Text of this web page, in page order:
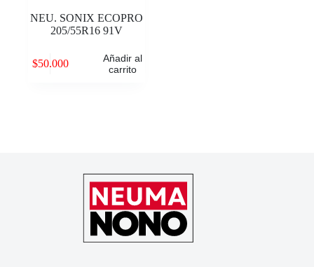
NEU. SONIX ECOPRO
205/55R16 91V
$50.000
Añadir al
carrito